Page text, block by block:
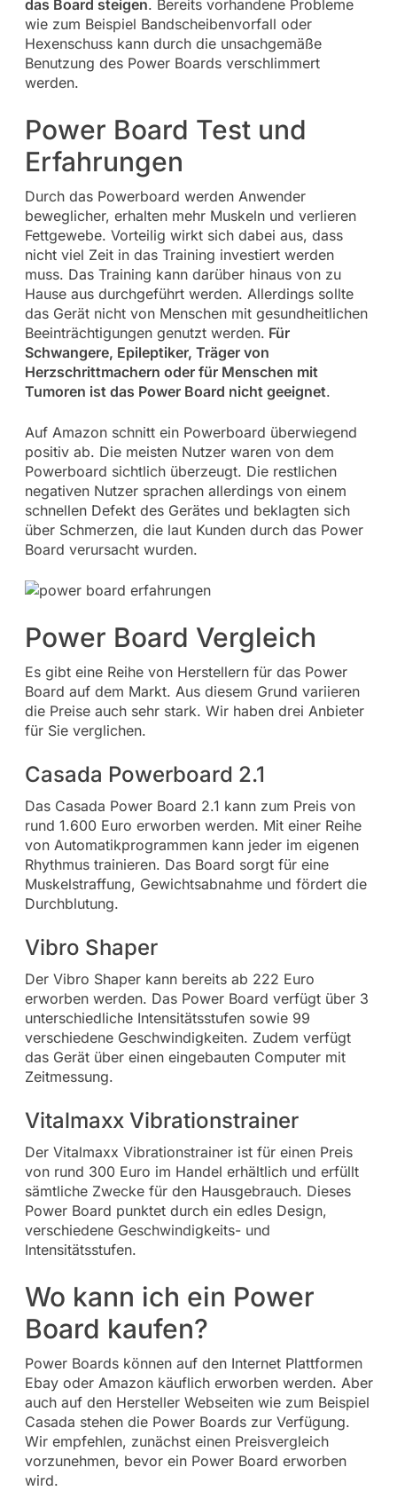
das Board steigen. Bereits vorhandene Probleme
wie zum Beispiel Bandscheibenvorfall oder
Hexenschuss kann durch die unsachgemäße
Benutzung des Power Boards verschlimmert
werden.
Power Board Test und
Erfahrungen
Durch das Powerboard werden Anwender
beweglicher, erhalten mehr Muskeln und verlieren
Fettgewebe. Vorteilig wirkt sich dabei aus, dass
nicht viel Zeit in das Training investiert werden
muss. Das Training kann darüber hinaus von zu
Hause aus durchgeführt werden. Allerdings sollte
das Gerät nicht von Menschen mit gesundheitlichen
Beeinträchtigungen genutzt werden. Für
Schwangere, Epileptiker, Träger von
Herzschrittmachern oder für Menschen mit
Tumoren ist das Power Board nicht geeignet.
Auf Amazon schnitt ein Powerboard überwiegend
positiv ab. Die meisten Nutzer waren von dem
Powerboard sichtlich überzeugt. Die restlichen
negativen Nutzer sprachen allerdings von einem
schnellen Defekt des Gerätes und beklagten sich
über Schmerzen, die laut Kunden durch das Power
Board verursacht wurden.
Power Board Vergleich
Es gibt eine Reihe von Herstellern für das Power
Board auf dem Markt. Aus diesem Grund variieren
die Preise auch sehr stark. Wir haben drei Anbieter
für Sie verglichen.
Casada Powerboard 2.1
Das Casada Power Board 2.1 kann zum Preis von
rund 1.600 Euro erworben werden. Mit einer Reihe
von Automatikprogrammen kann jeder im eigenen
Rhythmus trainieren. Das Board sorgt für eine
Muskelstraffung, Gewichtsabnahme und fördert die
Durchblutung.
Vibro Shaper
Der Vibro Shaper kann bereits ab 222 Euro
erworben werden. Das Power Board verfügt über 3
unterschiedliche Intensitätsstufen sowie 99
verschiedene Geschwindigkeiten. Zudem verfügt
das Gerät über einen eingebauten Computer mit
Zeitmessung.
Vitalmaxx Vibrationstrainer
Der Vitalmaxx Vibrationstrainer ist für einen Preis
von rund 300 Euro im Handel erhältlich und erfüllt
sämtliche Zwecke für den Hausgebrauch. Dieses
Power Board punktet durch ein edles Design,
verschiedene Geschwindigkeits- und
Intensitätsstufen.
Wo kann ich ein Power
Board kaufen?
Power Boards können auf den Internet Plattformen
Ebay oder Amazon käuflich erworben werden. Aber
auch auf den Hersteller Webseiten wie zum Beispiel
Casada stehen die Power Boards zur Verfügung.
Wir empfehlen, zunächst einen Preisvergleich
vorzunehmen, bevor ein Power Board erworben
wird.